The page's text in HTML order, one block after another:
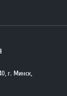
г. Минск,